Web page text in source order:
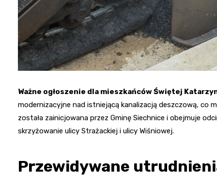
Ważne ogłoszenie dla mieszkańców Świętej
modernizacyjne nad istniejącą kanalizacją deszczową, co
została zainicjowana przez Gminę Siechnice i obejmuje
skrzyżowanie ulicy Strażackiej i ulicy Wiśniowej.
Przewidywane